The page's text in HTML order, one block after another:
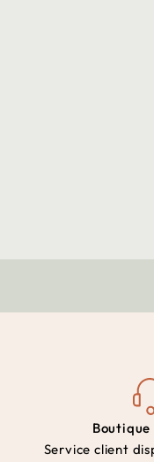
Service client